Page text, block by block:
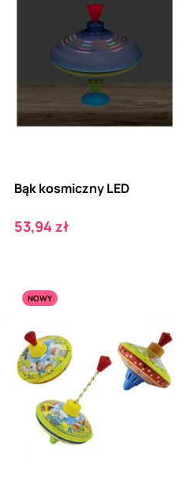
Bąk kosmiczny LED
Cena
53,94 zł
NOWY